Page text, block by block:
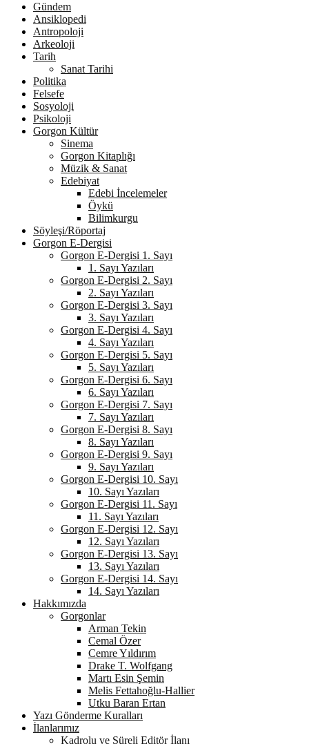
Gündem
Ansiklopedi
Antropoloji
Arkeoloji
Tarih
Sanat Tarihi
Politika
Felsefe
Sosyoloji
Psikoloji
Gorgon Kültür
Sinema
Gorgon Kitaplığı
Müzik & Sanat
Edebiyat
Edebi İncelemeler
Öykü
Bilimkurgu
Söyleşi/Röportaj
Gorgon E-Dergisi
Gorgon E-Dergisi 1. Sayı
1. Sayı Yazıları
Gorgon E-Dergisi 2. Sayı
2. Sayı Yazıları
Gorgon E-Dergisi 3. Sayı
3. Sayı Yazıları
Gorgon E-Dergisi 4. Sayı
4. Sayı Yazıları
Gorgon E-Dergisi 5. Sayı
5. Sayı Yazıları
Gorgon E-Dergisi 6. Sayı
6. Sayı Yazıları
Gorgon E-Dergisi 7. Sayı
7. Sayı Yazıları
Gorgon E-Dergisi 8. Sayı
8. Sayı Yazıları
Gorgon E-Dergisi 9. Sayı
9. Sayı Yazıları
Gorgon E-Dergisi 10. Sayı
10. Sayı Yazıları
Gorgon E-Dergisi 11. Sayı
11. Sayı Yazıları
Gorgon E-Dergisi 12. Sayı
12. Sayı Yazıları
Gorgon E-Dergisi 13. Sayı
13. Sayı Yazıları
Gorgon E-Dergisi 14. Sayı
14. Sayı Yazıları
Hakkımızda
Gorgonlar
Arman Tekin
Cemal Özer
Cemre Yıldırım
Drake T. Wolfgang
Martı Esin Şemin
Melis Fettahoğlu-Hallier
Utku Baran Ertan
Yazı Gönderme Kuralları
İlanlarımız
Kadrolu ve Süreli Editör İlanı